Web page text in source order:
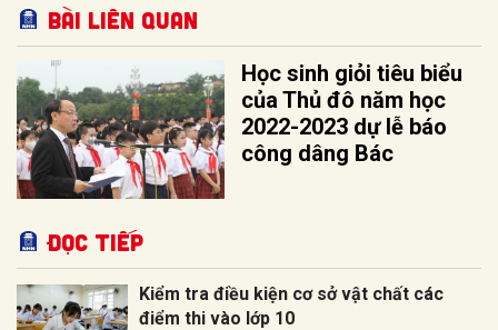
Bài liên quan
Học sinh giỏi tiêu biểu
của Thủ đô năm học
2022-2023 dự lễ báo
công dâng Bác
Đọc tiếp
Kiểm tra điều kiện cơ sở vật chất các
điểm thi vào lớp 10